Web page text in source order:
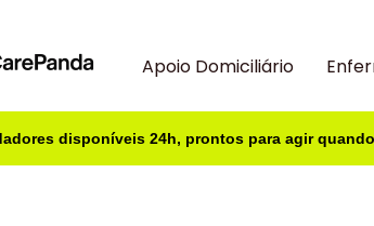
Apoio Domiciliário
disponíveis 24h, prontos para agir